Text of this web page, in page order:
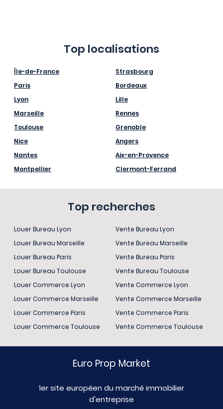
Top localisations
Île-de-France
Paris
Lyon
Marseille
Toulouse
Nice
Nantes
Montpellier
Strasbourg
Bordeaux
Lille
Rennes
Grenoble
Angers
Aix-en-Provence
Clermont-Ferrand
Top recherches
Louer Bureau Lyon
Louer Bureau Marseille
Louer Bureau Paris
Louer Bureau Toulouse
Louer Commerce Lyon
Louer Commerce Marseille
Louer Commerce Paris
Louer Commerce Toulouse
Vente Bureau Lyon
Vente Bureau Marseille
Vente Bureau Paris
Vente Bureau Toulouse
Vente Commerce Lyon
Vente Commerce Marseille
Vente Commerce Paris
Vente Commerce Toulouse
Euro Prop Market
1er site européen du marché immobilier
d'entreprise